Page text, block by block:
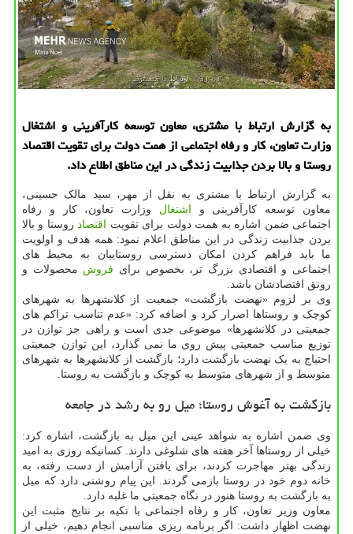
به گزارش ارتباط با مشتری، معاون توسعه کارآفرینی و اشتغال
وزارت تعاون، کار و رفاه اجتماعی از همت دولت برای تقویت اقتصاد
روستا و بالا بردن جذابیت زندگی در این مناطق اطلاع داد.
به گزارش ارتباط با مشتری به نقل از مهر، سید مالک حسینی،
معاون توسعه کارآفرینی و
اشتغال وزارت تعاون، کار و رفاه
اجتماعی ضمن اشاره به همت دولت برای تقویت
اقتصادروستا و بالا
بردن جذابیت زندگی در این مناطق اعلام نمود: همه هدف و اولویت
ما باید فراهم کردن امکان دسترسی روستاییان به محیط های
اجتماعی و اقتصادی بزرگ تر، بخصوص برای فروش محصولات و
رونق اقتصادشان باشد.
وی بر لزوم «نهضت بازگشت» جمعیت از کلانشهرها به شهرهای
کوچک و روستاها اصرار کرد و اضافه کرد: «عدم تناسب تراکم های
جمعیتی در کلانشهرها» موضوعی جدی است و راهی جز توازن در
توزیع مناسب جمعیتی پیش روی ما نمی گذارد، این توازن جمعیتی
احتیاج به یک نهضت بازگشت دارد؛ بازگشت از کلانشهرها به شهرهای
متوسط و از شهرهای متوسط به کوچک و بازگشت به روستا.
بازگشت به آغوش روستا؛ میل رو به رشد در جامعه
وی ضمن اشاره به شواهد عینی این میل به بازگشت، اشاره کرد:
خیلی از روستاها آخر هفته های شلوغی دارند. کسانیکه روزی به امید
زندگی بهتر مهاجرت کردند، برای یافتن آرامش از دست رفته، به
خانه دوم خود در روستا بازمی گردند. این پیام روشنی دارد که میل
به بازگشت به روستا هنوز در نگاه جمعیتی ما غلبه دارد.
معاون وزیر تعاون، کار و رفاه اجتماعی با تکیه بر نتایج مثبت این
نهضت اظهار داشت: اگر برنامه ریزی مناسبی انجام دهیم، خیلی از